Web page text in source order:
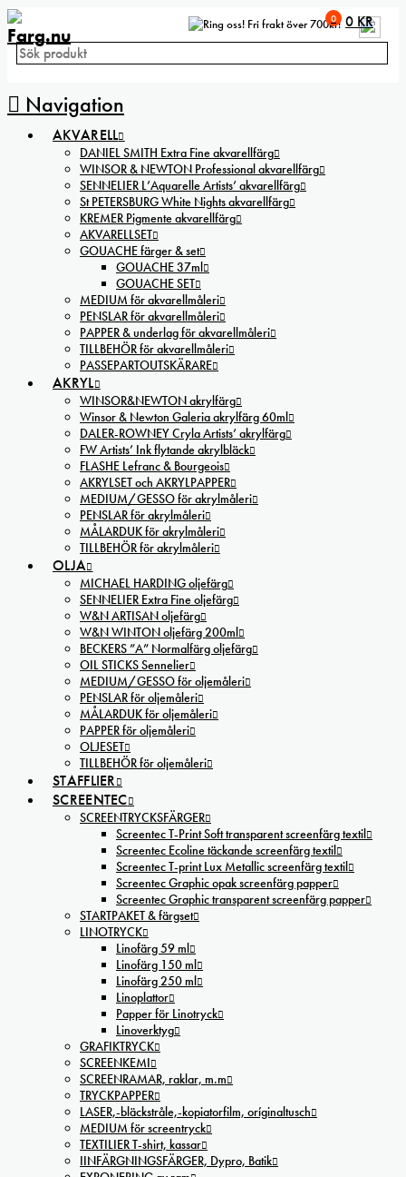
Fri frakt över 700kr!
Navigation
0 0 KR
AKVARELL
DANIEL SMITH Extra Fine akvarellfärg
WINSOR & NEWTON Professional akvarellfärg
SENNELIER L’Aquarelle Artists’ akvarellfärg
St PETERSBURG White Nights akvarellfärg
KREMER Pigmente akvarellfärg
AKVARELLSET
GOUACHE färger & set
GOUACHE 37ml
GOUACHE SET
MEDIUM för akvarellmåleri
PENSLAR för akvarellmåleri
PAPPER & underlag för akvarellmåleri
TILLBEHÖR för akvarellmåleri
PASSEPARTOUTSKÄRARE
AKRYL
WINSOR&NEWTON akrylfärg
Winsor & Newton Galeria akrylfärg 60ml
DALER-ROWNEY Cryla Artists’ akrylfärg
FW Artists’ Ink flytande akrylbläck
FLASHE Lefranc & Bourgeois
AKRYLSET och AKRYLPAPPER
MEDIUM/GESSO för akrylmåleri
PENSLAR för akrylmåleri
MÅLARDUK för akrylmåleri
TILLBEHÖR för akrylmåleri
OLJA
MICHAEL HARDING oljefärg
SENNELIER Extra Fine oljefärg
W&N ARTISAN oljefärg
W&N WINTON oljefärg 200ml
BECKERS ”A” Normalfärg oljefärg
OIL STICKS Sennelier
MEDIUM/GESSO för oljemåleri
PENSLAR för oljemåleri
MÅLARDUK för oljemåleri
PAPPER för oljemåleri
OLJESET
TILLBEHÖR för oljemåleri
STAFFLIER
SCREENTEC
SCREENTRYCKSFÄRGER
Screentec T-Print Soft transparent screenfärg textil
Screentec Ecoline täckande screenfärg textil
Screentec T-print Lux Metallic screenfärg textil
Screentec Graphic opak screenfärg papper
Screentec Graphic transparent screenfärg papper
STARTPAKET & färgset
LINOTRYCK
Linofärg 59 ml
Linofärg 150 ml
Linofärg 250 ml
Linoplattor
Papper för Linotryck
Linoverktyg
GRAFIKTRYCK
SCREENKEMI
SCREENRAMAR, raklar, m.m
TRYCKPAPPER
LASER,-bläckstråle,-kopiatorfilm, oríginaltusch
MEDIUM för screentryck
TEXTILIER T-shirt, kassar
IINFÄRGNINGSFÄRGER, Dypro, Batik